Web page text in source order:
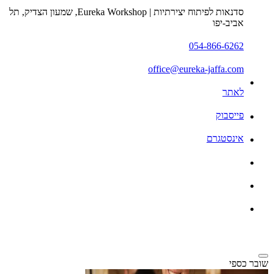
סדנאות לפיתוח יצירתיות | Eureka Workshop‏, שמעון הצדיק, תל
אביב-יפו
054-866-6262
office@eureka-jaffa.com
לאתר
פייסבוק
אינסטגרם
שובר כספי